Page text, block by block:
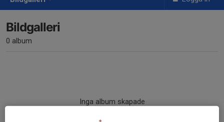
Bildgalleri
0 album
Inga album skapade